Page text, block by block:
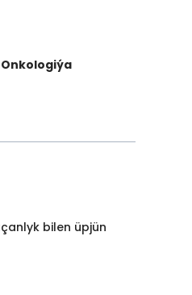
Onkologiýa
bilen üpjün